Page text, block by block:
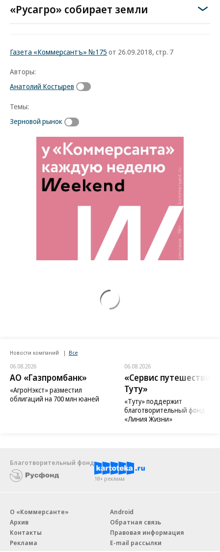
«Русагро» собирает земли
Газета «Коммерсантъ» №175 от 26.09.2018, стр. 7
Авторы:
Анатолий Костырев
Темы:
Зерновой рынок
Новости компаний Все
06.08.2026
АО «Газпромбанк»
«АгроНэкст» разместил
облигаций на 700 млн юаней
06.08.2026
«Сервис путешествий
Туту»
«Туту» поддержит
благотворительный фонд
«Линия Жизни»
Благотворительный фонд
18+ реклама
О «Коммерсанте»
Архив
Контакты
Реклама
Android
Обратная связь
Правовая информация
E-mail рассылки